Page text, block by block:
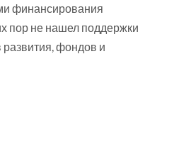
финансирования
пор не нашел поддержки
развития, фондов и